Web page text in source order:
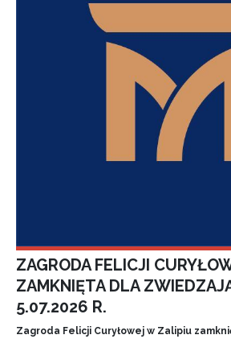
ZAGRODA FELICJI
ZAMKNIĘTA DLA
5.07.2026 R.
Zagroda Felicji Curyłowej w Zalipiu